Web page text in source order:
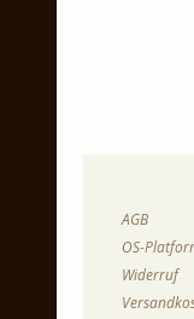
AGB
OS-
Widerruf